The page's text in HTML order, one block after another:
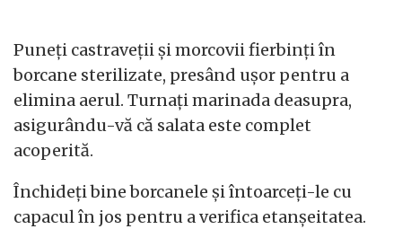
Puneți castraveții și morcovii fierbinți în
borcane sterilizate, presând ușor pentru a
elimina aerul. Turnați marinada deasupra,
asigurându-vă că salata este complet
acoperită.
Închideți bine borcanele și întoarceți-le cu
capacul în jos pentru a verifica etanșeitatea.